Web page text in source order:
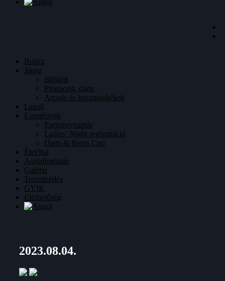
Bulizz
Játssz
Billiárd
Pingpong, darts
Arcade és kocsmajátékok
Lazulj
Események
Eseménynaptár
Ladies’ Night regisztráció
Darts & Beers Cup
Étel/Ital
Asztalfoglalás
Galéria
Terembérlés
GYIK
Elérhetőség
2023.08.04.